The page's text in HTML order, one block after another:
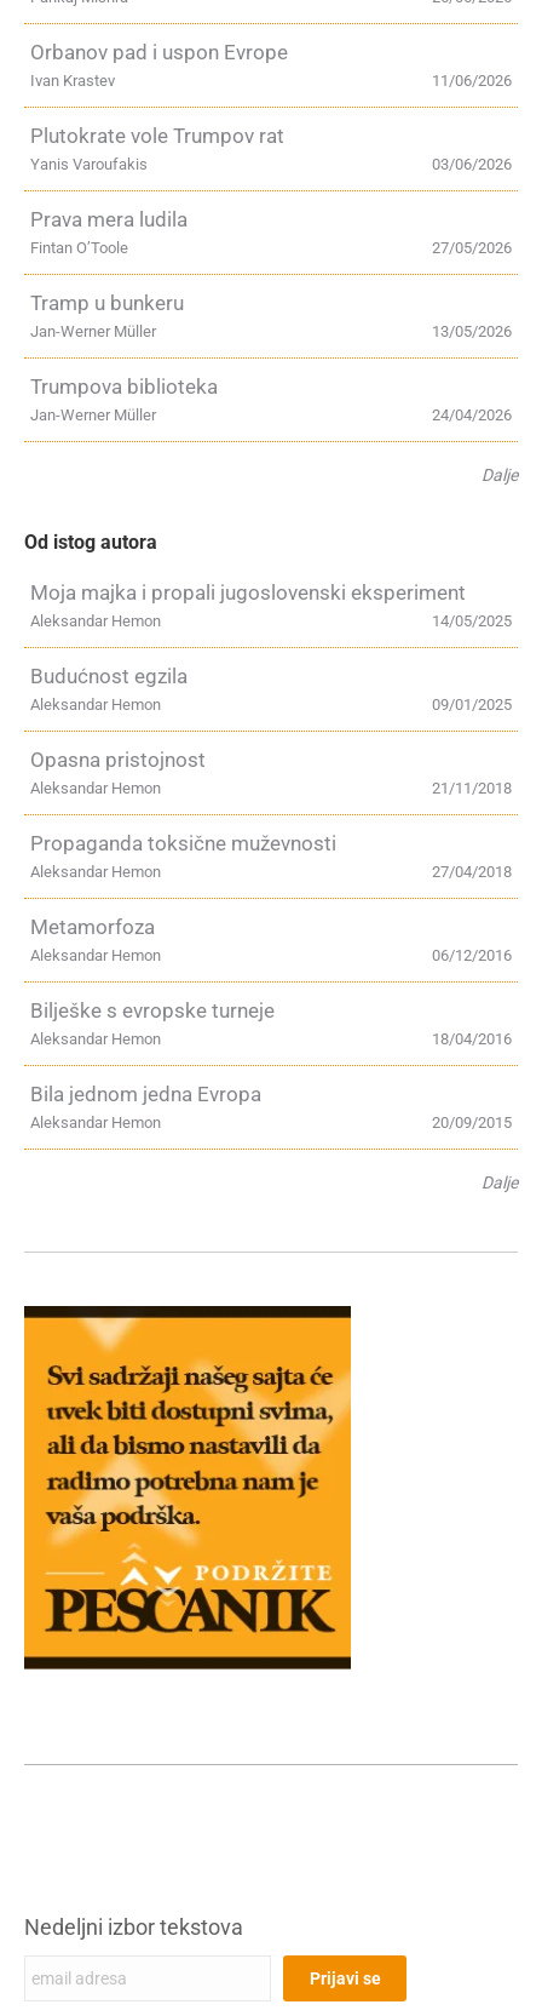
Orbanov pad i uspon Evrope
11/06/2026
Ivan Krastev
Plutokrate vole Trumpov rat
03/06/2026
Yanis Varoufakis
Prava mera ludila
27/05/2026
Fintan O’Toole
Tramp u bunkeru
13/05/2026
Jan-Werner Müller
Trumpova biblioteka
24/04/2026
Jan-Werner Müller
Dalje
Od istog autora
Moja majka i propali jugoslovenski eksperiment
14/05/2025
Aleksandar Hemon
Budućnost egzila
09/01/2025
Aleksandar Hemon
Opasna pristojnost
21/11/2018
Aleksandar Hemon
Propaganda toksične muževnosti
27/04/2018
Aleksandar Hemon
Metamorfoza
06/12/2016
Aleksandar Hemon
Bilješke s evropske turneje
18/04/2016
Aleksandar Hemon
Bila jednom jedna Evropa
20/09/2015
Aleksandar Hemon
Dalje
Nedeljni izbor tekstova